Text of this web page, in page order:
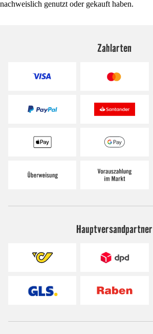
nachweislich genutzt oder gekauft haben.
Zahlarten
Hauptversandpartner